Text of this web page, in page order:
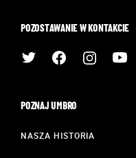
POZOSTAWANIE W KONTAKCIE
POZNAJ UMBRO
NASZA HISTORIA